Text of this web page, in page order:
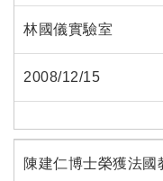
林國儀實驗室
2008/12/15
陳建仁博士榮獲法